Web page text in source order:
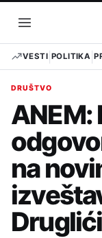
sadržaj
Otvori
meni
VESTI POLITIKA
DRUŠTVO
na